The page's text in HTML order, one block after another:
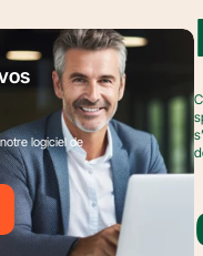
logiciel de